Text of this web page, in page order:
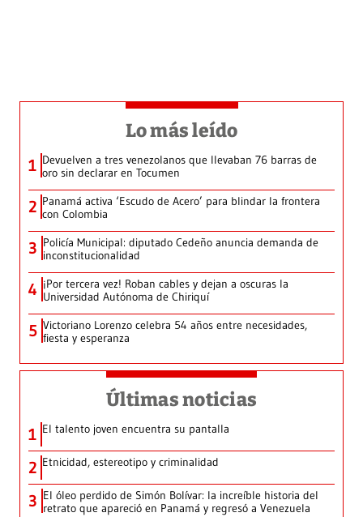
Lo más leído
1 Devuelven a tres venezolanos que llevaban 76 barras de
oro sin declarar en Tocumen
2 Panamá activa ‘Escudo de Acero’ para blindar la frontera
con Colombia
3 Policía Municipal: diputado Cedeño anuncia demanda de
inconstitucionalidad
4 ¡Por tercera vez! Roban cables y dejan a oscuras la
Universidad Autónoma de Chiriquí
5 Victoriano Lorenzo celebra 54 años entre necesidades,
fiesta y esperanza
Últimas noticias
1 El talento joven encuentra su pantalla​
2 Etnicidad, estereotipo y criminalidad
3 El óleo perdido de Simón Bolívar: la increíble historia del
retrato que apareció en Panamá y regresó a Venezuela